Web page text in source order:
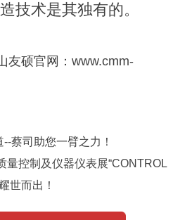
技术是其独有的。
友硕官网：www.cmm-
蔡司助您一臂之力！
量控制及仪器仪表展“CONTROL
世而出！